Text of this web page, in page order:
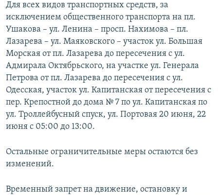
Для всех видов транспортных средств, за
исключением общественного транспорта на пл.
Ушакова – ул. Ленина – просп. Нахимова – пл.
Лазарева – ул. Маяковского – участок ул. Большая
Морская от пл. Лазарева до пересечения с ул.
Адмирала Октябрьского, на участке ул. Генерала
Петрова от пл. Лазарева до пересечения с ул.
Одесская, участок ул. Капитанская от пересечения с
пер. Крепостной до дома № 7 по ул. Капитанская по
ул. Троллейбусный спуск, ул. Портовая 20 июня, 22
июня с 05:00 до 13:00.
Остальные ограничительные меры остаются без
изменений.
Временный запрет на движение, остановку и